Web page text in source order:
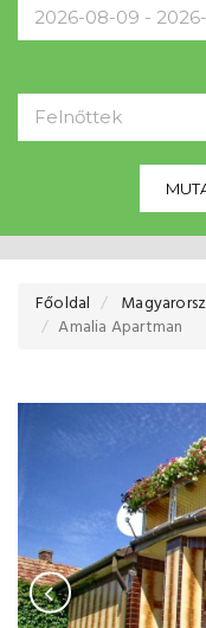
Felnőttek
Főoldal
Amalia Apartman